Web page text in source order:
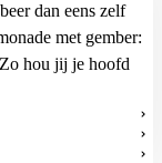
dan eens zelf
met gember:
hou jij je hoofd